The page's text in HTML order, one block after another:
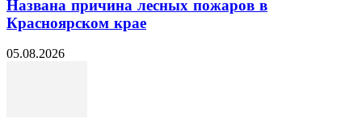
Названа причина лесных пожаров в
Красноярском крае
05.08.2026